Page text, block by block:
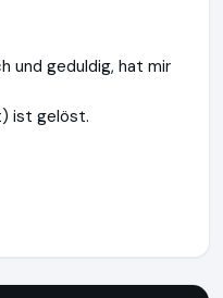
und geduldig, hat mir
ist gelöst.